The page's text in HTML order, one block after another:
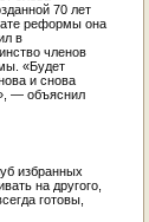
70 лет
реформы она
в
членов
«Будет
и снова
— объяснил
избранных
на другого,
готовы,